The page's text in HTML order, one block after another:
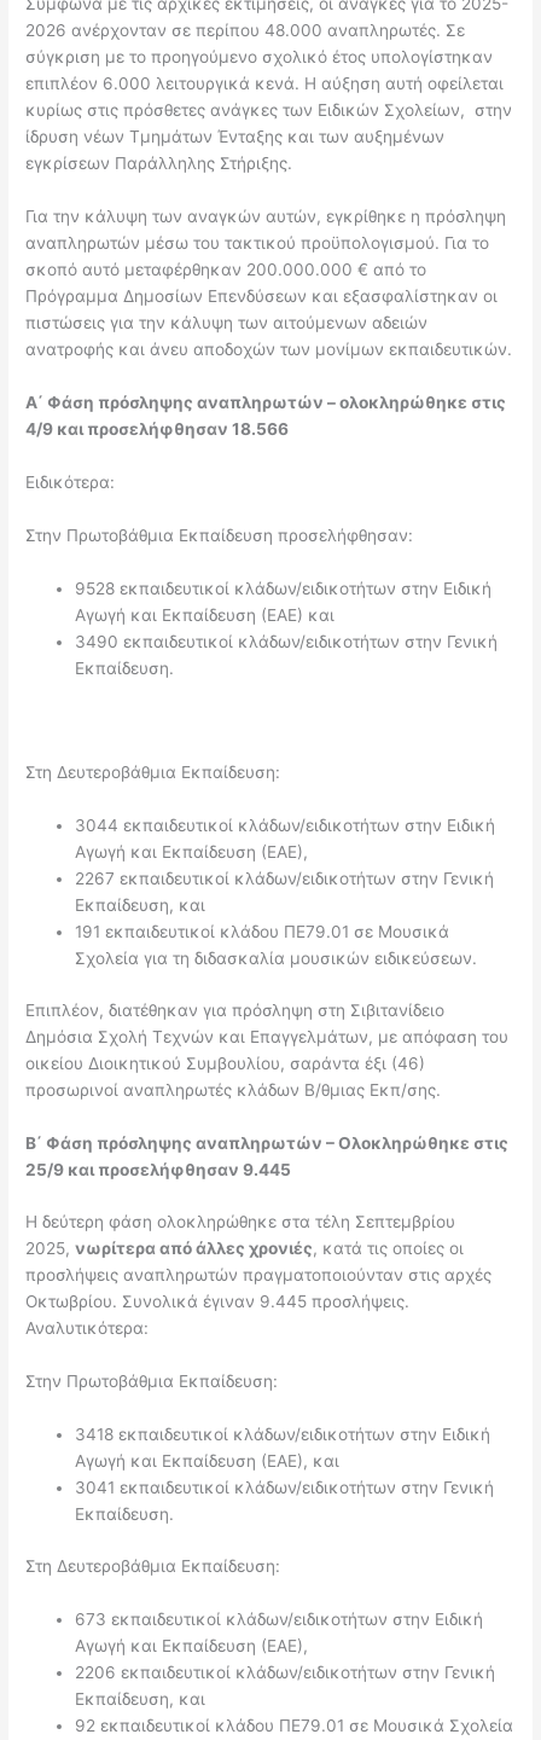
Σύμφωνα με τις αρχικές εκτιμήσεις, οι ανάγκες για το 2025-
2026 ανέρχονταν σε περίπου 48.000 αναπληρωτές. Σε
σύγκριση με το προηγούμενο σχολικό έτος υπολογίστηκαν
επιπλέον 6.000 λειτουργικά κενά. Η αύξηση αυτή οφείλεται
κυρίως στις πρόσθετες ανάγκες των Ειδικών Σχολείων, στην
ίδρυση νέων Τμημάτων Ένταξης και των αυξημένων
εγκρίσεων Παράλληλης Στήριξης.
Για την κάλυψη των αναγκών αυτών, εγκρίθηκε η πρόσληψη
αναπληρωτών μέσω του τακτικού προϋπολογισμού. Για το
σκοπό αυτό μεταφέρθηκαν 200.000.000 € από το
Πρόγραμμα Δημοσίων Επενδύσεων και εξασφαλίστηκαν οι
πιστώσεις για την κάλυψη των αιτούμενων αδειών
ανατροφής και άνευ αποδοχών των μονίμων εκπαιδευτικών.
Α΄ Φάση πρόσληψης αναπληρωτών – ολοκληρώθηκε στις
4/9 και προσελήφθησαν 18.566
Ειδικότερα:
Στην Πρωτοβάθμια Εκπαίδευση προσελήφθησαν:
9528 εκπαιδευτικοί κλάδων/ειδικοτήτων στην Ειδική
Αγωγή και Εκπαίδευση (ΕΑΕ) και
3490 εκπαιδευτικοί κλάδων/ειδικοτήτων στην Γενική
Εκπαίδευση.
Στη Δευτεροβάθμια Εκπαίδευση:
3044 εκπαιδευτικοί κλάδων/ειδικοτήτων στην Ειδική
Αγωγή και Εκπαίδευση (ΕΑΕ),
2267 εκπαιδευτικοί κλάδων/ειδικοτήτων στην Γενική
Εκπαίδευση, και
191 εκπαιδευτικοί κλάδου ΠΕ79.01 σε Μουσικά
Σχολεία για τη διδασκαλία μουσικών ειδικεύσεων.
Επιπλέον, διατέθηκαν για πρόσληψη στη Σιβιτανίδειο
Δημόσια Σχολή Τεχνών και Επαγγελμάτων, με απόφαση του
οικείου Διοικητικού Συμβουλίου, σαράντα έξι (46)
προσωρινοί αναπληρωτές κλάδων Β/θμιας Εκπ/σης.
Β΄ Φάση πρόσληψης αναπληρωτών – Ολοκληρώθηκε στις
25/9 και προσελήφθησαν 9.445
Η δεύτερη φάση ολοκληρώθηκε στα τέλη Σεπτεμβρίου
2025,νωρίτερα από άλλες χρονιές, κατά τις οποίες οι
προσλήψεις αναπληρωτών πραγματοποιούνταν στις αρχές
Οκτωβρίου. Συνολικά έγιναν 9.445 προσλήψεις.
Αναλυτικότερα:
Στην Πρωτοβάθμια Εκπαίδευση:
3418 εκπαιδευτικοί κλάδων/ειδικοτήτων στην Ειδική
Αγωγή και Εκπαίδευση (ΕΑΕ), και
3041 εκπαιδευτικοί κλάδων/ειδικοτήτων στην Γενική
Εκπαίδευση.
Στη Δευτεροβάθμια Εκπαίδευση:
673 εκπαιδευτικοί κλάδων/ειδικοτήτων στην Ειδική
Αγωγή και Εκπαίδευση (ΕΑΕ),
2206 εκπαιδευτικοί κλάδων/ειδικοτήτων στην Γενική
Εκπαίδευση, και
92 εκπαιδευτικοί κλάδου ΠΕ79.01 σε Μουσικά Σχολεία